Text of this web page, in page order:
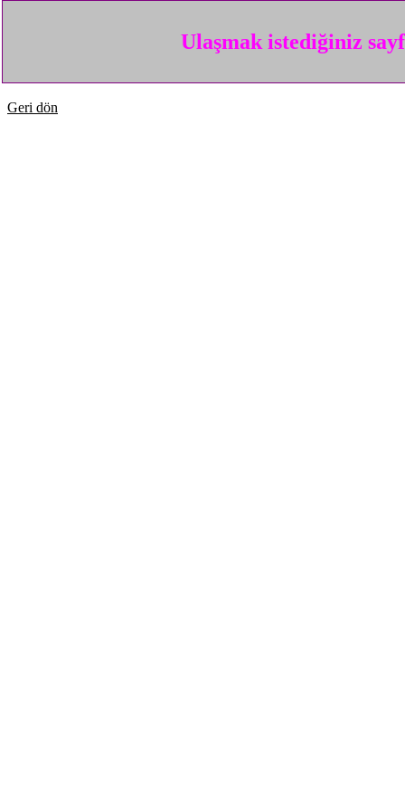
Ulaşmak istediğiniz
Geri dön